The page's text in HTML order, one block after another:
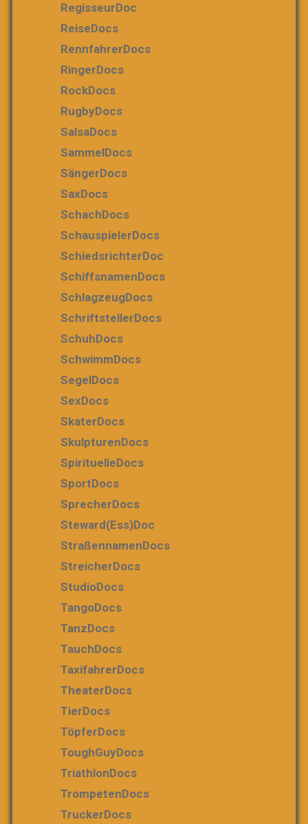
RegisseurDoc
ReiseDocs
RennfahrerDocs
RingerDocs
RockDocs
RugbyDocs
SalsaDocs
SammelDocs
SängerDocs
SaxDocs
SchachDocs
SchauspielerDocs
SchiedsrichterDoc
SchiffsnamenDocs
SchlagzeugDocs
SchriftstellerDocs
SchuhDocs
SchwimmDocs
SegelDocs
SexDocs
SkaterDocs
SkulpturenDocs
SpirituelleDocs
SportDocs
SprecherDocs
Steward(ess)Doc
StraßennamenDocs
StreicherDocs
StudioDocs
TangoDocs
TanzDocs
TauchDocs
TaxifahrerDocs
TheaterDocs
TierDocs
TöpferDocs
ToughGuyDocs
TriathlonDocs
TrompetenDocs
TruckerDocs